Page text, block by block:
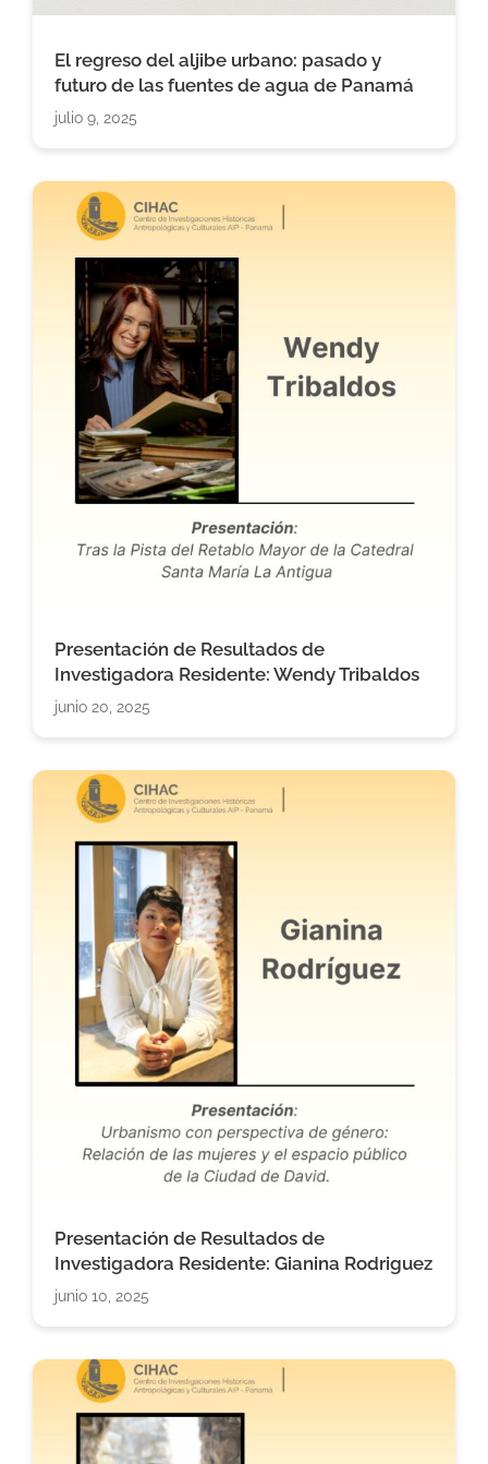
El regreso del aljibe urbano: pasado y
futuro de las fuentes de agua de Panamá
julio 9, 2025
Presentación de Resultados de
Investigadora Residente: Wendy Tribaldos
junio 20, 2025
Presentación de Resultados de
Investigadora Residente: Gianina Rodriguez
junio 10, 2025